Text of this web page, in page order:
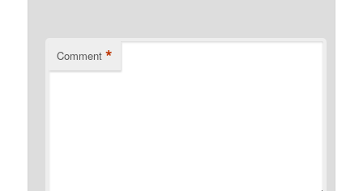
Comment *